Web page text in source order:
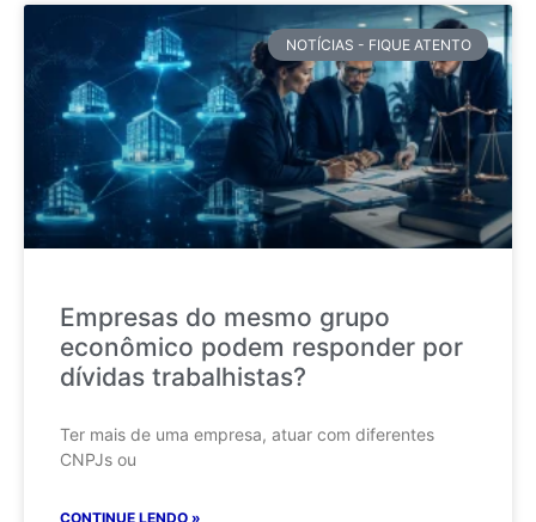
NOTÍCIAS - FIQUE ATENTO
Empresas do mesmo grupo
econômico podem responder por
dívidas trabalhistas?
Ter mais de uma empresa, atuar com diferentes
CNPJs ou
CONTINUE LENDO »